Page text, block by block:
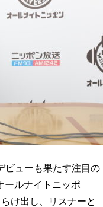
ビューも果たす注目の
ールナイトニッポ
け出し、リスナーと